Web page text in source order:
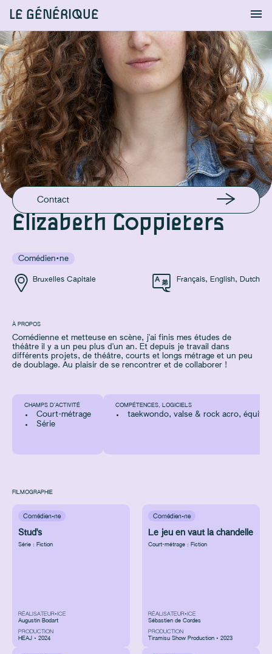
LE GÉNÉRIQUE
Info S'identifier Chercher
Bruxelles Capitale Français, English, Dutch
Elizabeth Coppieters
Comédien·ne
À PROPOS
Comédienne et metteuse en scène, j'ai finis mes études de
théâtre il y a un peu plus d'un an. Et depuis je travail dans
différents projets, de théâtre, courts et longs métrage et un peu
de doublage. Au plaisir de se rencontrer et de collaborer !
EMAIL
babeth.coppieters@gmail.com
GSM
0032476569898
Contact
CHAMPS D’ACTIVITÉ
Court-métrage
Série
COMPÉTENCES, LOGICIELS
taekwondo, valse & rock acro,
FILMOGRAPHIE
Comédien·ne
Stud's
Série : Fiction
RÉALISATEUR•ICE
Augustin Bodart
PRODUCTION
HEAJ • 2024
Comédien·ne
Le jeu en vaut la chandelle
Court-métrage : Fiction
RÉALISATEUR•ICE
Sébastien de Cordes
PRODUCTION
Tiramisu Show Production • 2023